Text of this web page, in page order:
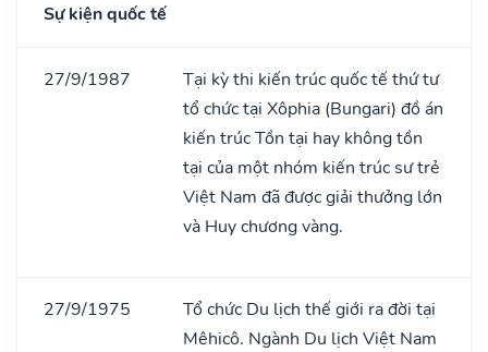
Sự kiện quốc tế
27/9/1987
Tại kỳ thi kiến trúc quốc tế thứ tư
tổ chức tại Xôphia (Bungari) đồ án
kiến trúc Tồn tại hay không tồn
tại của một nhóm kiến trúc sư trẻ
Việt Nam đã được giải thưởng lớn
và Huy chương vàng.
27/9/1975
Tổ chức Du lịch thế giới ra đời tại
Mêhicô. Ngành Du lịch Việt Nam